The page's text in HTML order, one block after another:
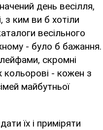
день весілля,
ким ви б хотіли
весільного
- було б бажання.
скромні
кольорові - кожен з
майбутньої
їх і приміряти